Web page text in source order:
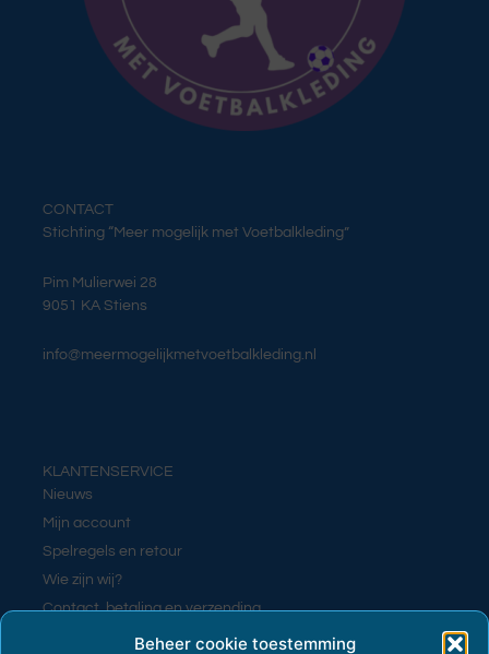
Beheer cookie toestemming
CONTACT
Stichting “Meer mogelijk met Voetbalkleding”
Pim Mulierwei 28
9051 KA Stiens
info@meermogelijkmetvoetbalkleding.nl
KLANTENSERVICE
Nieuws
Mijn account
Spelregels en retour
Wie zijn wij?
Contact, betaling en verzending